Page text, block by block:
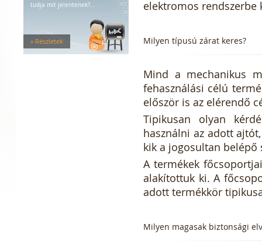
tudja mit jelentenek?...
» Részletek
elektromos rendszerbe
Milyen típusú zárat keres?
Mind a mechanikus
fehasználási célú
először is az elérendő
Tipikusan olyan
használni az adott
kik a jogosultan belépő
A termékek
alakítottuk ki. A
adott termékkör
Milyen magasak biztonsági